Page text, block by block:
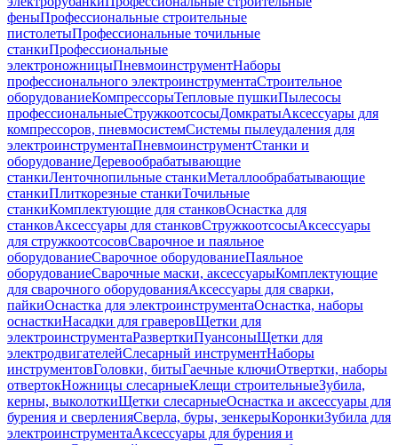
феныПрофессиональные строительные
пистолетыПрофессиональные точильные
станкиПрофессиональные
электроножницыПневмоинструментНаборы
профессионального электроинструментаСтроительное
оборудованиеКомпрессорыТепловые пушкиПылесосы
профессиональныеСтружкоотсосыДомкратыАксессуары для
компрессоров, пневмосистемСистемы пылеудаления для
электроинструментаПневмоинструментСтанки и
оборудованиеДеревообрабатывающие
станкиЛенточнопильные станкиМеталлообрабатывающие
станкиПлиткорезные станкиТочильные
станкиКомплектующие для станковОснастка для
станковАксессуары для станковСтружкоотсосыАксессуары
для стружкоотсосовСварочное и паяльное
оборудованиеСварочное оборудованиеПаяльное
оборудованиеСварочные маски, аксессуарыКомплектующие
для сварочного оборудованияАксессуары для сварки,
пайкиОснастка для электроинструментаОснастка, наборы
оснасткиНасадки для граверовЩетки для
электроинструментаРазверткиПуансоныЩетки для
электродвигателейСлесарный инструментНаборы
инструментовГоловки, битыГаечные ключиОтвертки, наборы
отвертокНожницы слесарныеКлещи строительныеЗубила,
керны, выколоткиЩетки слесарныеОснастка и аксессуары для
бурения и сверленияСверла, буры, зенкерыКоронкиЗубила для
электроинструментаАксессуары для бурения и